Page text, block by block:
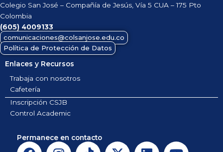
Colegio San José – Compañía de Jesús, Vía 5 CUA – 175 Pto
Colombia
(605) 4009133
comunicaciones@colsanjose.edu.co
Política de Protección de Datos
Enlaces y Recursos
Trabaja con nosotros
Cafetería
Inscripción CSJB
Control Academic
Permanece en contacto
F
I
T
X
L
Y